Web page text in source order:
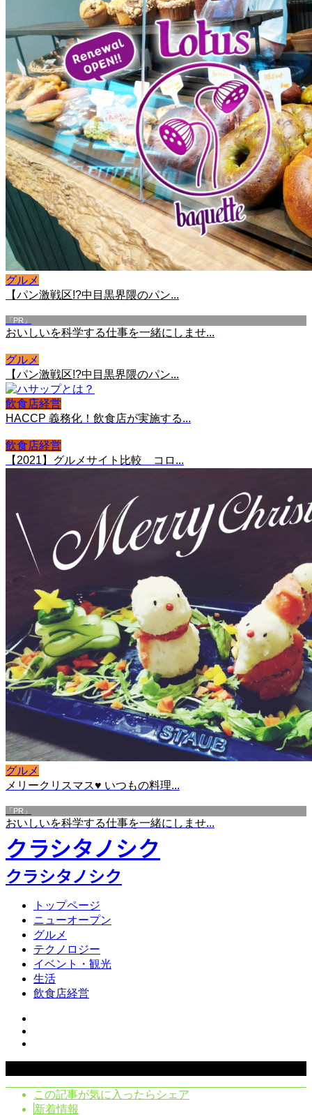
グルメ
【パン激戦区!?中目黒界隈のパン...
「PR」
おいしいを科学する仕事を一緒にしませ...
グルメ
【パン激戦区!?中目黒界隈のパン...
飲食店経営
HACCP 義務化！飲食店が実施する...
飲食店経営
【2021】グルメサイト比較 コロ...
グルメ
メリークリスマス♥ いつもの料理...
「PR」
おいしいを科学する仕事を一緒にしませ...
クラシタノシク
クラシタノシク
トップページ
ニューオープン
グルメ
テクノロジー
イベント・観光
生活
飲食店経営
この記事が気に入ったらシェア
新着情報